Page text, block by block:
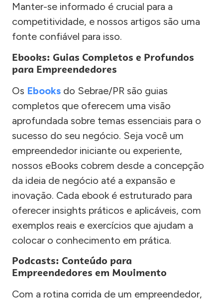
Manter-se informado é crucial para a
competitividade, e nossos artigos são uma
fonte confiável para isso.
Ebooks: Guias Completos e Profundos
para Empreendedores
Os Ebooks do Sebrae/PR são guias
completos que oferecem uma visão
aprofundada sobre temas essenciais para o
sucesso do seu negócio. Seja você um
empreendedor iniciante ou experiente,
nossos eBooks cobrem desde a concepção
da ideia de negócio até a expansão e
inovação. Cada ebook é estruturado para
oferecer insights práticos e aplicáveis, com
exemplos reais e exercícios que ajudam a
colocar o conhecimento em prática.
Podcasts: Conteúdo para
Empreendedores em Movimento
Com a rotina corrida de um empreendedor,